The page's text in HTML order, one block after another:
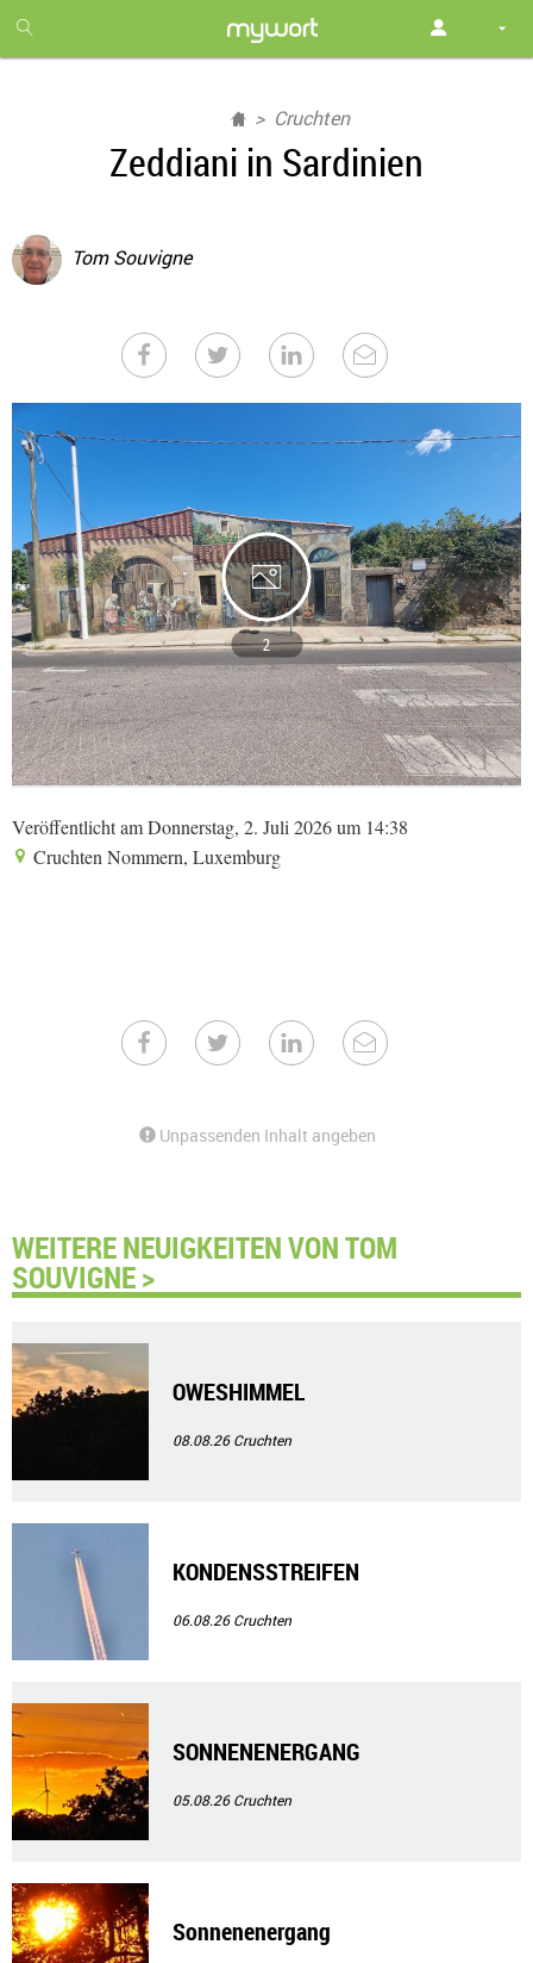
month
free
Cruchten
Zeddiani in Sardinien
Tom Souvigne
2
Veröffentlicht am Donnerstag, 2. Juli 2026 um 14:38
Cruchten Nommern, Luxemburg
Unpassenden Inhalt angeben
WEITERE NEUIGKEITEN VON TOM
SOUVIGNE >
OWESHIMMEL
08.08.26Cruchten
KONDENSSTREIFEN
06.08.26Cruchten
SONNENENERGANG
05.08.26Cruchten
Sonnenenergang